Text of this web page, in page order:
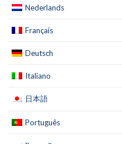
Nederlands
Français
Deutsch
Italiano
日本語
Português